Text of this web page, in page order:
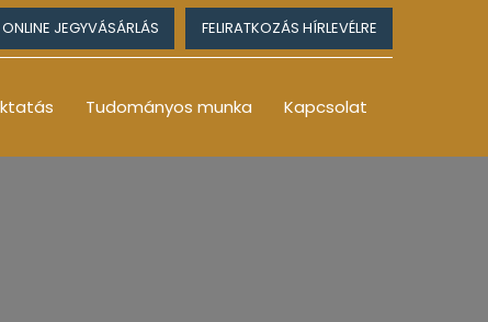
ONLINE JEGYVÁSÁRLÁS FELIRATKOZÁS HÍRLEVÉLRE
Tudományos munka Kapcsolat